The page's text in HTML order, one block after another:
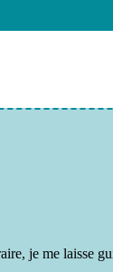
je me laisse